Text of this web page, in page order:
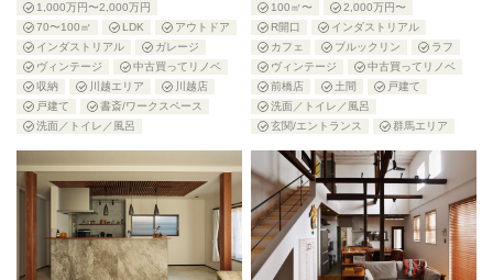
1,000万円〜2,000万円
70〜100㎡
LDK
アウトドア
インダストリアル
ガレージ
ヴィンテージ
中古買ってリノベ
収納
川越エリア
川越店
戸建て
書斎/ワークスペース
洗面／トイレ／風呂
100㎡〜
2,000万円〜
R開口
インダストリアル
カフェ
ブルックリン
ラフ
ヴィンテージ
中古買ってリノベ
前橋店
土間
戸建て
洗面／トイレ／風呂
玄関/エントランス
群馬エリア